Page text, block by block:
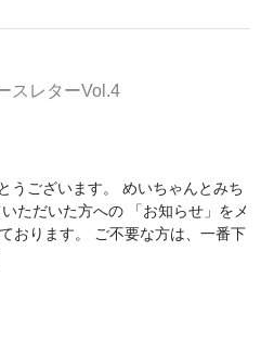
スレターVol.4
うございます。 めいちゃんとみち
ただいた方への 「お知らせ」をメ
おります。 ご不要な方は、一番下